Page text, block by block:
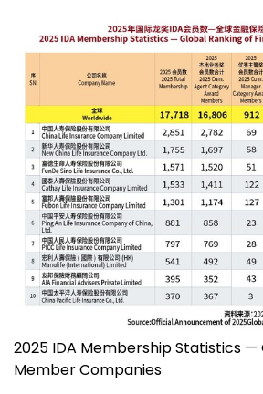
2025 IDA Membership Statistics —
Member Companies